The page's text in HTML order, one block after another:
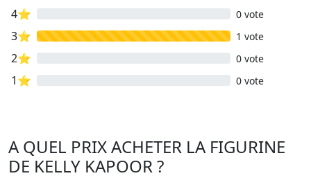
4⭐ 0 vote
3⭐ 1 vote
2⭐ 0 vote
1⭐ 0 vote
A QUEL PRIX ACHETER LA FIGURINE
DE KELLY KAPOOR ?